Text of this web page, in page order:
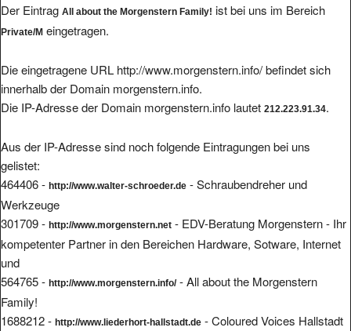
Der Eintrag All about the Morgenstern Family! ist bei uns im Bereich
Private/M eingetragen.
Die eingetragene URL http://www.morgenstern.info/ befindet sich
innerhalb der Domain morgenstern.info.
Die IP-Adresse der Domain morgenstern.info lautet 212.223.91.34.
Aus der IP-Adresse sind noch folgende Eintragungen bei uns
gelistet:
464406 - http://www.walter-schroeder.de - Schraubendreher und
Werkzeuge
301709 - http://www.morgenstern.net - EDV-Beratung Morgenstern - Ihr
kompetenter Partner in den Bereichen Hardware, Sotware, Internet
und
564765 - http://www.morgenstern.info/- All about the Morgenstern
Family!
1688212 - http://www.liederhort-hallstadt.de - Coloured Voices Hallstadt